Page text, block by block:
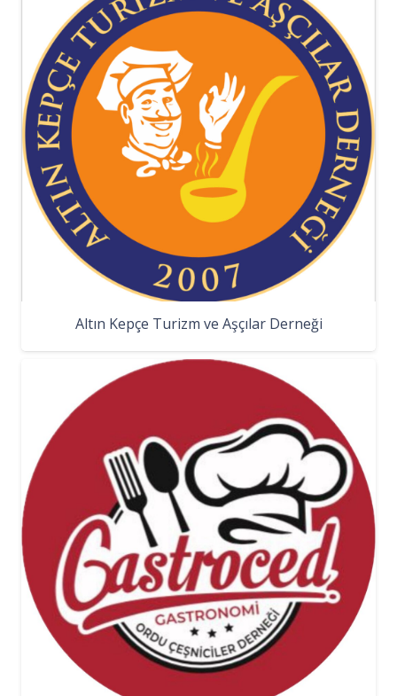
Altın Kepçe Turizm ve Aşçılar Derneği